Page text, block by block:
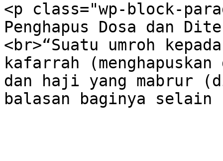
<p class="wp-block-
Penghapus Dosa dan
<br>“Suatu umroh
kafarrah
dan haji yang mabrur
balasan baginya selain